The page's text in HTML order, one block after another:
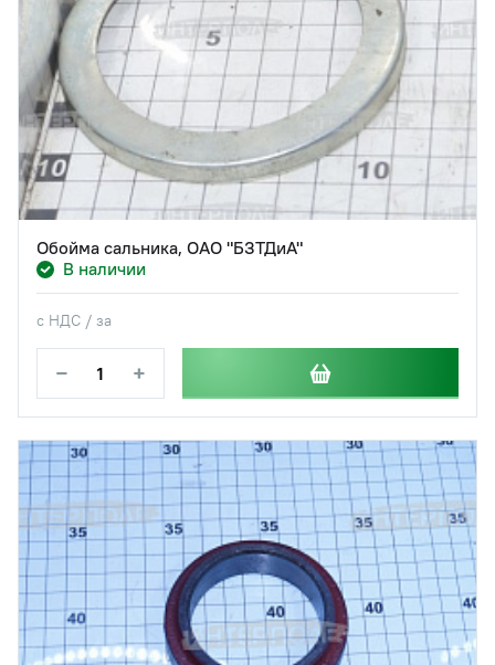
Обойма сальника, ОАО "БЗТДиА"
В наличии
с НДС / за
− +